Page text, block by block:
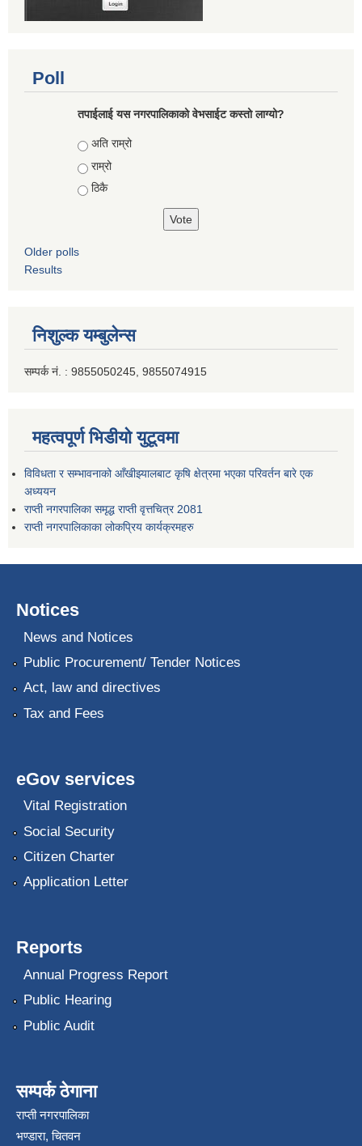
Poll
तपाईलाई यस नगरपालिकाको वेभसाईट कस्तो लाग्यो?
Choices
अति राम्रो
राम्रो
ठिकै
Older polls
Results
निशुल्क यम्बुलेन्स
सम्पर्क नं. : 9855050245, 9855074915
महत्वपूर्ण भिडीयो युटूवमा
विविधता र सम्भावनाको आँखीझ्यालबाट कृषि क्षेत्रमा भएका परिवर्तन बारे एक
अध्ययन
राप्ती नगरपालिका समृद्ध राप्ती वृत्तचित्र 2081
राप्ती नगरपालिकाका लोकप्रिय कार्यक्रमहरु
Notices
News and Notices
Public Procurement/ Tender Notices
Act, law and directives
Tax and Fees
eGov services
Vital Registration
Social Security
Citizen Charter
Application Letter
Reports
Annual Progress Report
Public Hearing
Public Audit
सम्पर्क ठेगाना
राप्ती नगरपालिका
भण्डारा, चितवन